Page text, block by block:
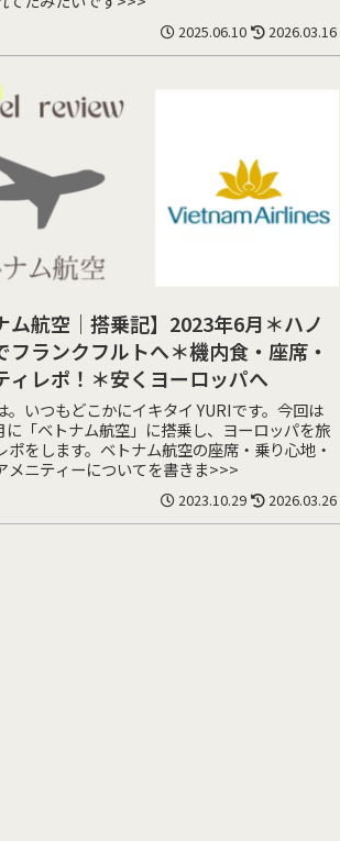
2025.06.10 2026.03.16
ム航空｜搭乗記】2023年6月＊ハノ
フランクフルトへ＊機内食・座席・
ィレポ！＊安くヨーロッパへ
。いつもどこかにイキタイ YURIです。今回は
に「ベトナム航空」に搭乗し、ヨーロッパを旅
ポをします。ベトナム航空の座席・乗り心地・
メニティーについてを書きま>>>
2023.10.29 2026.03.26